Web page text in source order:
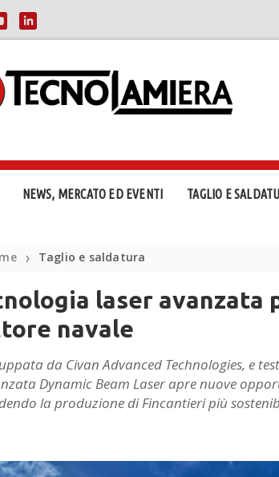
NEWS, MERCATO ED EVENTI TAGLIO E
❯ Taglio e saldatura
laser avanzata
navale
da Civan Advanced Technologies, e
Dynamic Beam Laser apre nuove
la produzione di Fincantieri più